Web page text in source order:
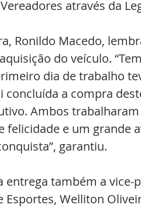
através da
Ronildo Macedo,
do veículo.
dia de trabalho
concluída a compra
Ambos
felicidade e um grande
garantiu.
entrega também a vice-
Welliton